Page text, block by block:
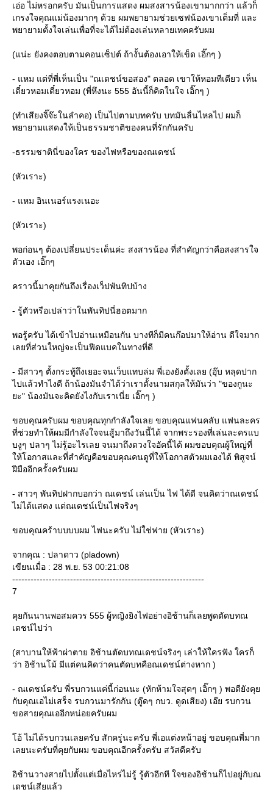
เอ่อ ไม่หรอกครับ มันเป็นการแสดง ผมสงสารน้องเขามากกว่า แล้วก็
เกรงใจคุณแม่น้องมากๆ ด้วย ผมพยายามช่วยเซฟน้องเขาเต็มที่ และ
พยายามตั้งใจเล่นเพื่อที่จะได้ไม่ต้องเล่นหลายเทคครับผม
(แน่ะ ยังคงตอบตามคอนเซ็ปต์ ถ้างั้นต้องเอาให้เข็ด เอิ๊กๆ )
- แหม แต่ที่พี่เห็นเป็น "ณเดชน์ขอสอง" ตลอด เขาให้หอมทีเดียว เห็น
เดี๋ยวหอมเดี๋ยวหอม (พี่หึงนะ 555 อันนี้ก็คิดในใจ เอิ๊กๆ )
(ทำเสียงจิ๊จ๊ะในลำคอ) เป็นไปตามบทครับ บทมันลื่นไหลไป ผมก็
พยายามแสดงให้เป็นธรรมชาติของคนที่รักกันครับ
-ธรรมชาตินี่ของใคร ของไฟหรือของณเดชน์
(หัวเราะ)
- แหม อินเนอร์แรงเนอะ
(หัวเราะ)
พอก่อนๆ ต้องเปลี่ยนประเด็นค่ะ สงสารน้อง ที่สำคัญกว่าคือสงสารใจ
ตัวเอง เอิ๊กๆ
คราวนี้มาคุยกันถึงเรื่องเว็ปพันทิปบ้าง
- รู้ตัวหรือเปล่าว่าในพันทิปนี่ฮอตมาก
พอรู้ครับ ได้เข้าไปอ่านเหมือนกัน บางทีก็มีคนก๊อปมาให้อ่าน ดีใจมาก
เลยที่ส่วนใหญ่จะเป็นฟีดแบคในทางที่ดี
- มีสาวๆ ตั้งกระทู้ถึงเยอะจนเว็บแทบล่ม พี่เองยังตั้งเลย (อุ๊บ หลุดปาก
ไปแล้วทำไงดี ถ้าน้องมันจำได้ว่าเราตั้งนามสกุลให้มันว่า "ของกูนะ
ะ" น้องมันจะคิดยังไงกับเราเนี่ย เอิ๊กๆ )
ขอบคุณครับผม ขอบคุณทุกกำลังใจเลย ขอบคุณแฟนคลับ แฟนละคร
ที่ช่วยทำให้ผมมีกำลังใจจนสู้มาถึงวันนี้ได้ จากพระรองที่เล่นละครแบ
บงูๆ ปลาๆ ไม่รู้อะไรเลย จนมาถึงดวงใจอัคนี้ได้ ผมขอบคุณผู้ใหญ่ที่
ห้โอกาสและที่สำคัญคือขอบคุณคนดูที่ให้โอกาสตัวผมเองได้ พิสูจน์
ฝีมืออีกครั้งครับผม
- สาวๆ พันทิปฝากบอกว่า ณเดชน์ เล่นเป็น ไฟ ได้ดี จนคิดว่าณเดชน์
ไม่ได้แสดง แต่ณเดชน์เป็นไฟจริงๆ
ขอบคุณคร้าบบบบผม ไฟนะครับ ไม่ใช่ฟาย (หัวเราะ)
จากคุณ : ปลาดาว (pladown)
เขียนเมื่อ : 28 พ.ย. 53 00:21:08
---------------------------------------------------------------
7
คุยกันนานพอสมควร 555 ผู้หญิงยิงไฟอย่างอิช้านก็เลยพูดตัดบทณ
เดชน์ไปว่า
(สาบานให้ฟ้าผ่าตาย อิช้านตัดบทณเดชน์จริงๆ เล่าให้ใครฟัง ใครก็
ว่า อิช้านโม้ มีแต่คนคิดว่าคนตัดบทคือณเดชน์ต่างหาก )
- ณเดชน์ครับ พี่รบกวนแค่นี้ก่อนนะ (หักห้ามใจสุดๆ เอิ๊กๆ ) พอดียังคุ
กับคุณเอไม่เสร็จ รบกวนมารักกัน (ตู๊ดๆ กบว. ดูดเสียง) เอ๊ย รบกวน
ขอสายคุณเออีกหน่อยครับผม
อ้ ไม่ได้รบกวนเลยครับ สักครู่นะครับ พี่เอแต่งหน้าอยู่ ขอบคุณพี่มาก
เลยนะครับที่คุยกับผม ขอบคุณอีกครั้งครับ สวัสดีครับ
อิช้านวางสายไปตั้งแต่เมื่อไหร่ไม่รู้ รู้ตัวอีกที ใจของอิช้านก็ไปอยู่กับณ
เดชน์เสียแล้ว